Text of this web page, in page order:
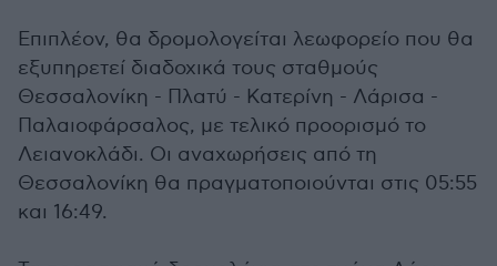
Επιπλέον, θα δρομολογείται λεωφορείο που θα
εξυπηρετεί διαδοχικά τους σταθμούς
Θεσσαλονίκη - Πλατύ - Κατερίνη - Λάρισα -
Παλαιοφάρσαλος, με τελικό προορισμό το
Λειανοκλάδι. Οι αναχωρήσεις από τη
Θεσσαλονίκη θα πραγματοποιούνται στις 05:55
και 16:49.